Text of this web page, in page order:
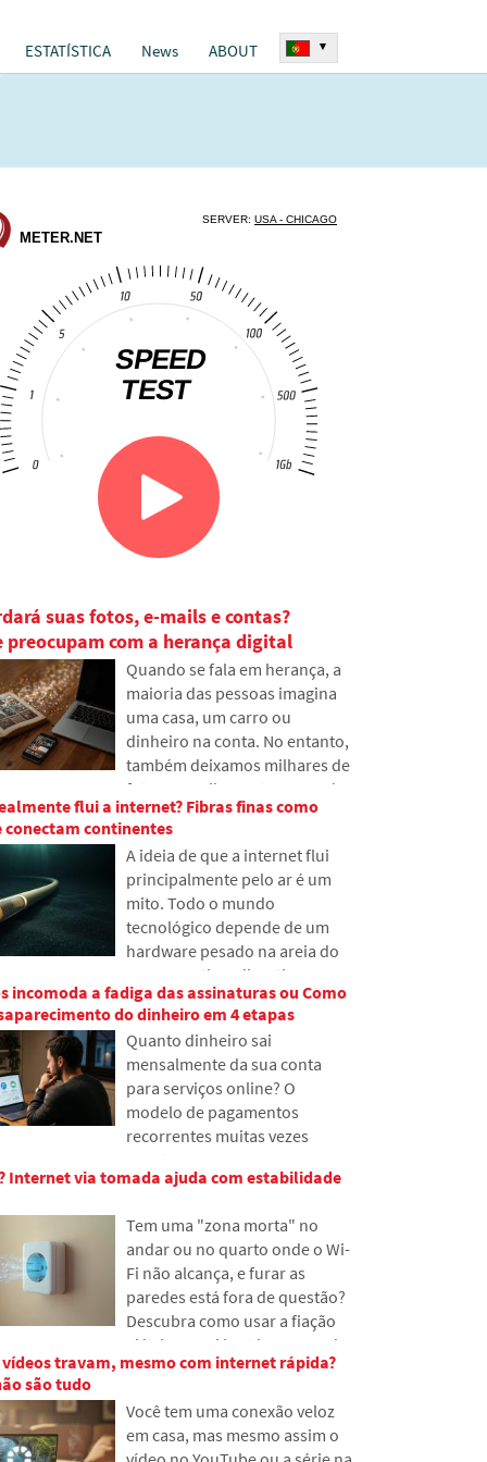
ESTATÍSTICA News ABOUT ▾
suas fotos, e-mails e contas?
preocupam com a herança digital
Quando se fala em herança, a
maioria das pessoas imagina
uma casa, um carro ou
dinheiro na conta. No entanto,
também deixamos milhares de
fotos, e-mails, contas em redes
sociais ou dados armazenados
na nuvem. O que acontecerá
com eles após a morte e quem
terá acesso? No artigo,
examinamos como funciona a
herança digital, por que os
familiares podem ter
como organizar sua presença
flui a internet? Fibras finas como
conectam continentes
A ideia de que a internet flui
principalmente pelo ar é um
mito. Todo o mundo
tecnológico depende de um
hardware pesado na areia do
mar. No artigo, discutiremos a
tecnologia dos cabos
submarinos. Você descobrirá
como funcionam as fibras
ópticas, o que envolve sua
instalação a partir de navios e
como as profundezas dos
oceanos se tornaram um
incomoda a fadiga das assinaturas ou Como
do dinheiro em 4 etapas
Quanto dinheiro sai
mensalmente da sua conta
para serviços online? O
modelo de pagamentos
recorrentes muitas vezes
esgota as pessoas, porque
pequenas quantias
acumulando-se em valores
inesperadamente altos. No
texto, baseamo-nos em dados
recentes de 2026, mostramos a
enorme diferença entre nossas
oferecemos quatro passos
mais de controle sobre suas
despesas.
Internet via tomada ajuda com estabilidade
Tem uma "zona morta" no
andar ou no quarto onde o Wi-
Fi não alcança, e furar as
paredes está fora de questão?
Descubra como usar a fiação
elétrica que já está nas paredes
para transmitir internet pela
mostramos como funciona um
moderno adaptador
vídeos travam, mesmo com internet rápida?
são tudo
Você tem uma conexão veloz
em casa, mas mesmo assim o